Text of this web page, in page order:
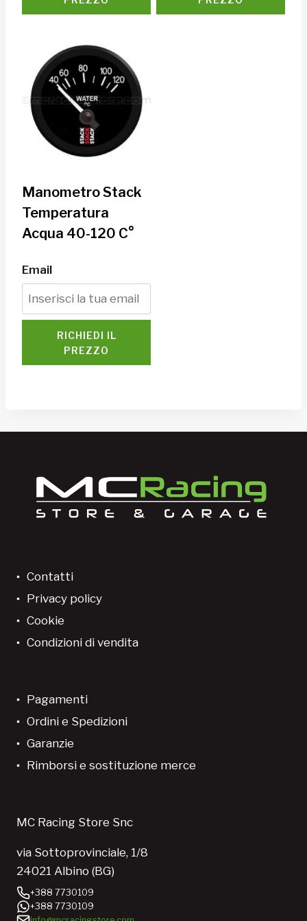
Manometro Stack
Temperatura
Acqua 40-120 C°
Email
RICHIEDI IL
PREZZO
Contatti
Privacy policy
Cookie
Condizioni di vendita
Pagamenti
Ordini e Spedizioni
Garanzie
Rimborsi e sostituzione merce
MC Racing Store Snc
via Sottoprovinciale, 1/8
24021 Albino (BG)
+388 7730109
+388 7730109